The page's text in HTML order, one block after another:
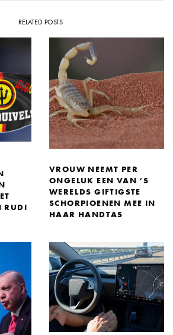
RELATED POSTS
RUDI
VROUW NEEMT PER
ONGELUK EEN VAN ‘S
WERELDS GIFTIGSTE
SCHORPIOENEN MEE IN
HAAR HANDTAS